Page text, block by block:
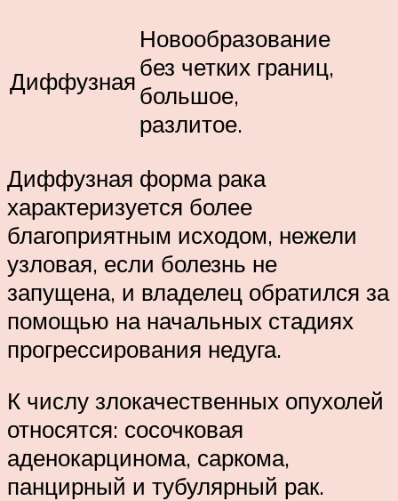
Диффузная
Новообразование
без четких границ,
большое,
разлитое.
Диффузная форма рака
характеризуется более
благоприятным исходом, нежели
узловая, если болезнь не
запущена, и владелец обратился за
помощью на начальных стадиях
прогрессирования недуга.
К числу злокачественных опухолей
относятся: сосочковая
аденокарцинома, саркома,
панцирный и тубулярный рак.